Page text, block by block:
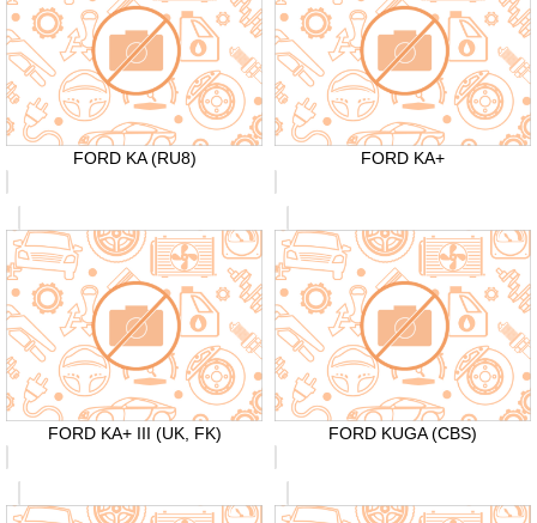
FORD KA (RU8) FORD KA+
FORD KA+ III (UK, FK) FORD KUGA (CBS)